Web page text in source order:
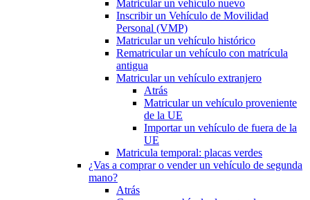
Matricular un vehículo nuevo
Inscribir un Vehículo de Movilidad
Personal (VMP)
Matricular un vehículo histórico
Rematricular un vehículo con matrícula
antigua
Matricular un vehículo extranjero
Atrás
Matricular un vehículo proveniente
de la UE
Importar un vehículo de fuera de la
UE
Matricula temporal: placas verdes
¿Vas a comprar o vender un vehículo de segunda
mano?
Atrás